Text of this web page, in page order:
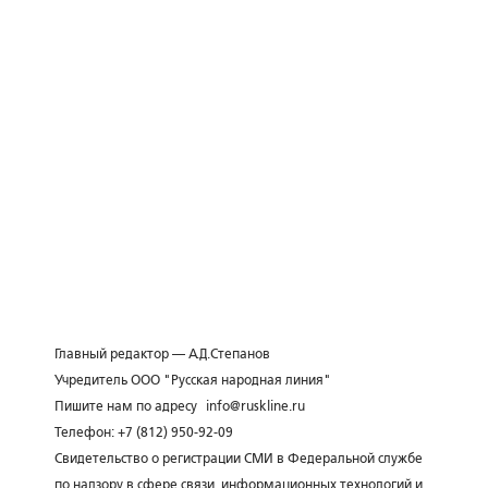
Главный редактор — А.Д.Степанов
Учредитель ООО "Русская народная линия"
Пишите нам по адресу
info@ruskline.ru
Телефон: +7 (812) 950-92-09
Свидетельство о регистрации СМИ в Федеральной службе
по надзору в сфере связи, информационных технологий и